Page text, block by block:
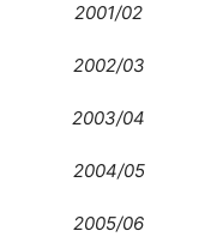
2001/02
2002/03
2003/04
2004/05
2005/06